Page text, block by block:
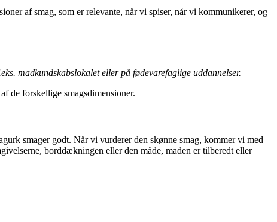
af smag, som er relevante, når vi spiser, når vi kommunikerer, og
madkundskabslokalet eller på fødevarefaglige uddannelser.
de forskellige smagsdimensioner.
smager godt. Når vi vurderer den skønne smag, kommer vi med
borddækningen eller den måde, maden er tilberedt eller